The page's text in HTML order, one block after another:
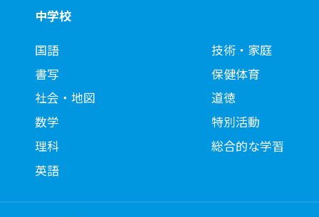
中学校
国語
書写
社会・地図
数学
理科
英語
技術・家庭
保健体育
道徳
特別活動
総合的な学習